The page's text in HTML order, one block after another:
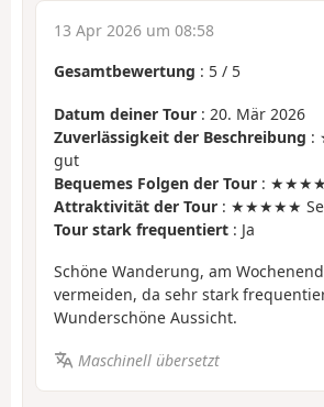
13 Apr 2026 um 08:58
Gesamtbewertung : 5 / 5
Datum deiner Tour : 20. Mär 2026
Zuverlässigkeit der Beschreibung :
gut
Bequemes Folgen der Tour :
Attraktivität der Tour : ★★★★★
Tour stark frequentiert : Ja
Schöne Wanderung, am
vermeiden, da sehr stark
Wunderschöne Aussicht.
Maschinell übersetzt